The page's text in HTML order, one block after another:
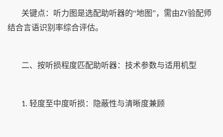
关键点：听力图是选配助听器的“地图”，需由ZY验配师
结合言语识别率综合评估。
二、按听损程度匹配助听器：技术参数与适用机型
1. 轻度至中度听损：隐蔽性与清晰度兼顾